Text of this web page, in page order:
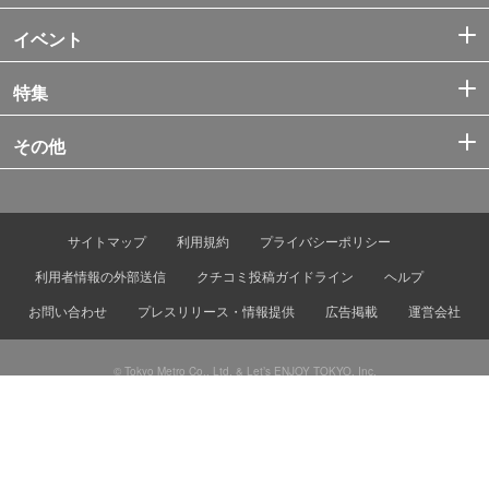
イベント
特集
その他
サイトマップ 利用規約
プライバシーポリシー
利用者情報の外部送信
クチコミ投稿ガイドライン
ヘルプ
お問い合わせ
プレスリリース・情報提供 広告掲載 運営会社
© Tokyo Metro Co., Ltd. & Let’s ENJOY TOKYO, Inc.